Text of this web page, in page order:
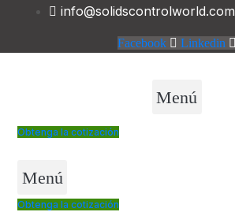
info@solidscontrolworld.com
Facebook Linkedin
Menú
Obtenga la cotización
Menú
Obtenga la cotización